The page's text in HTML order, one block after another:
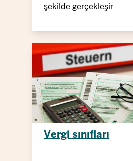
şekilde gerçekleşir
Vergi sınıfları